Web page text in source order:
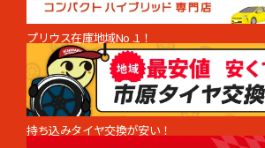
プリウス在庫地域No .1！
持ち込みタイヤ交換が安い！